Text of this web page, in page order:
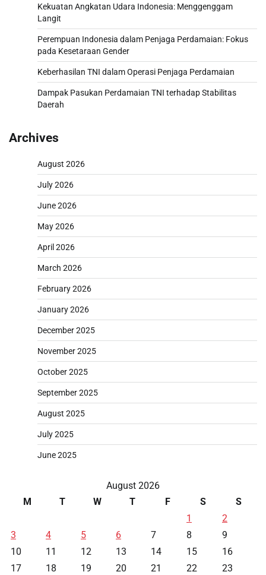
Kekuatan Angkatan Udara Indonesia: Menggenggam
Langit
Perempuan Indonesia dalam Penjaga Perdamaian: Fokus
pada Kesetaraan Gender
Keberhasilan TNI dalam Operasi Penjaga Perdamaian
Dampak Pasukan Perdamaian TNI terhadap Stabilitas
Daerah
Archives
August 2026
July 2026
June 2026
May 2026
April 2026
March 2026
February 2026
January 2026
December 2025
November 2025
October 2025
September 2025
August 2025
July 2025
June 2025
August 2026
M
T W T F S
S
1
2
3
4 5 6 7 8
9
10
11 12 13 14 15
16
17
18 19 20 21 22
23